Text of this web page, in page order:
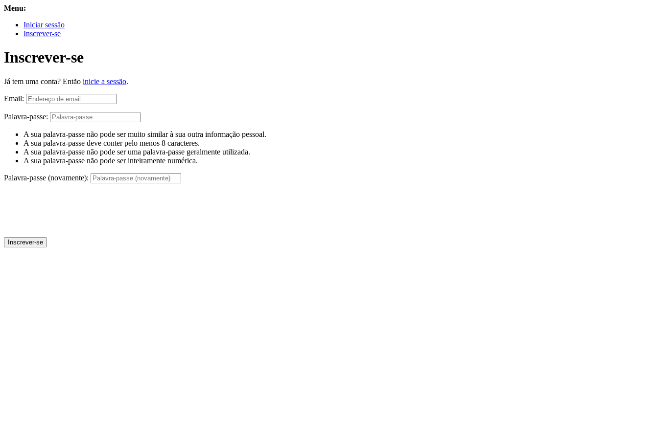
Menu:
Iniciar sessão
Inscrever-se
Inscrever-se
Já tem uma conta? Então inicie a sessão.
Email:
Palavra-passe:
A sua palavra-passe não pode ser muito similar à sua outra informação pessoal.
A sua palavra-passe deve conter pelo menos 8 caracteres.
A sua palavra-passe não pode ser uma palavra-passe geralmente utilizada.
A sua palavra-passe não pode ser inteiramente numérica.
Palavra-passe (novamente):
Inscrever-se